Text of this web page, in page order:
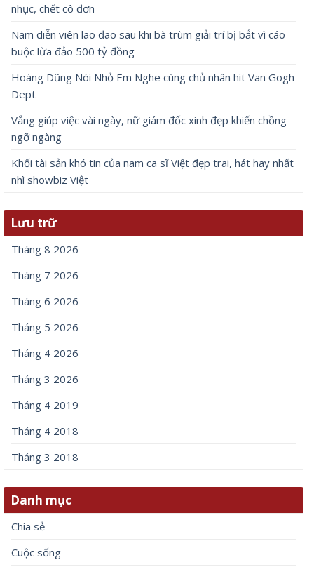
nhục, chết cô đơn
Nam diễn viên lao đao sau khi bà trùm giải trí bị bắt vì cáo
buộc lừa đảo 500 tỷ đồng
Hoàng Dũng Nói Nhỏ Em Nghe cùng chủ nhân hit Van Gogh
Dept
Vắng giúp việc vài ngày, nữ giám đốc xinh đẹp khiến chồng
ngỡ ngàng
Khối tài sản khó tin của nam ca sĩ Việt đẹp trai, hát hay nhất
nhì showbiz Việt
Lưu trữ
Tháng 8 2026
Tháng 7 2026
Tháng 6 2026
Tháng 5 2026
Tháng 4 2026
Tháng 3 2026
Tháng 4 2019
Tháng 4 2018
Tháng 3 2018
Danh mục
Chia sẻ
Cuộc sống